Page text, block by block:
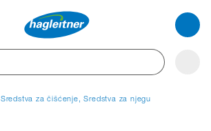
Sredstva za čišćenje, Sredstva za njegu